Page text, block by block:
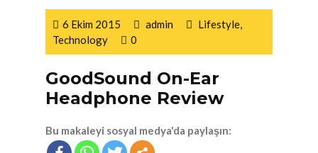
6 Ekim 2015 admin Lifestyle,
Technology
0
GoodSound On-Ear
Headphone Review
Bu makaleyi sosyal medya'da paylaşın: